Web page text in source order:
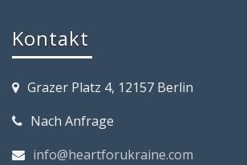
Kontakt
Grazer Platz 4, 12157 Berlin
Nach Anfrage
info@heartforukraine.com